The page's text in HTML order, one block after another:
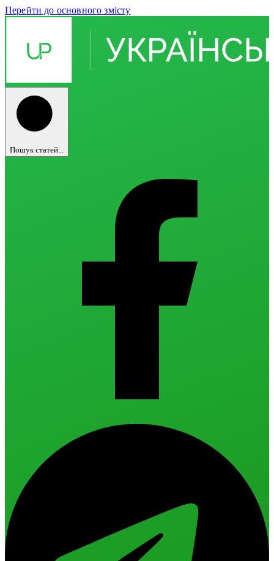
Перейти до основного змісту
Пошук статей...